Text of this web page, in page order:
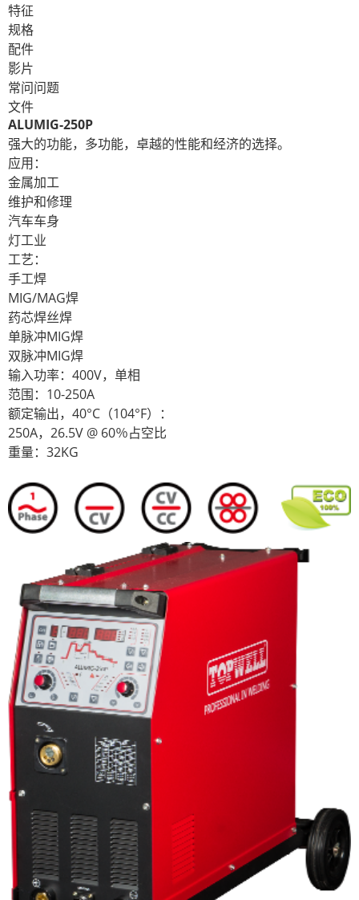
特征
规格
配件
影片
常问问题
文件
ALUMIG-250P
强大的功能，多功能，卓越的性能和经济的选择。
应用：
金属加工
维护和修理
汽车车身
灯工业
工艺：
手工焊
MIG/MAG焊
药芯焊丝焊
单脉冲MIG焊
双脉冲MIG焊
输入功率：400V，单相
范围：10-250A
额定输出，40°C（104°F）：
250A，26.5V @ 60％占空比
重量：32KG